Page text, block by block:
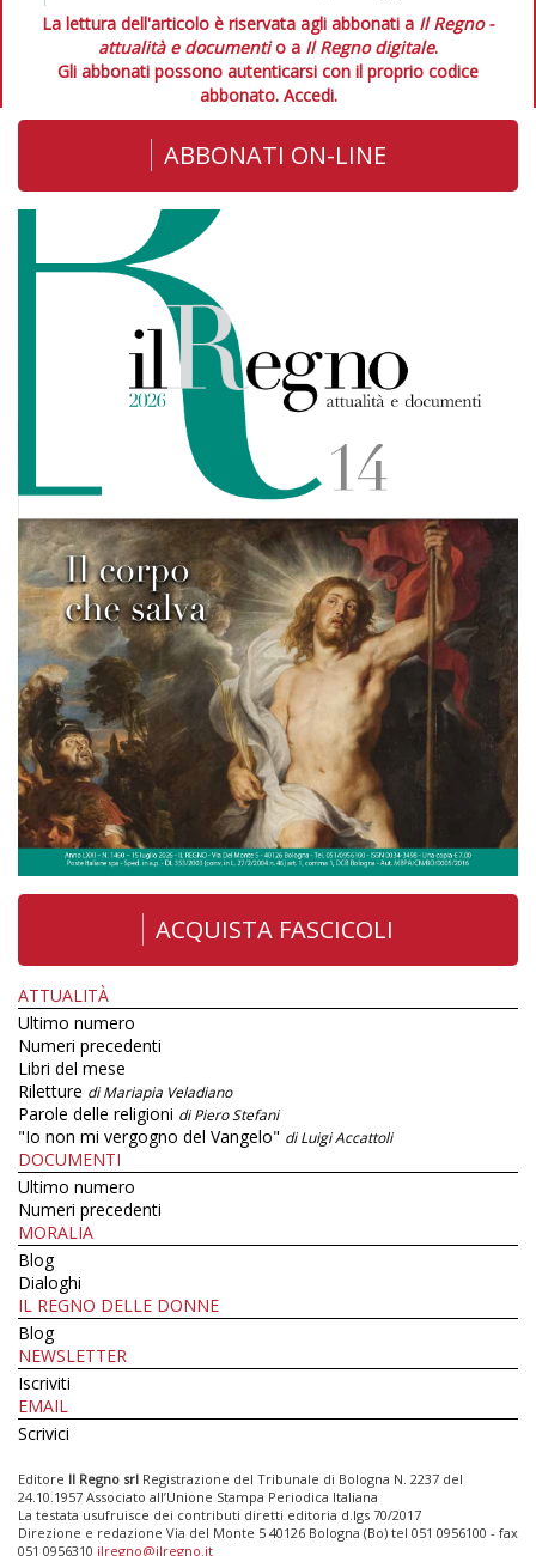
La lettura dell'articolo è riservata agli abbonati a Il Regno -
attualità e documentio a Il Regno digitale.
Gli abbonati possono autenticarsi con il proprio codice
abbonato. Accedi.
ABBONATI ON-LINE
ACQUISTA FASCICOLI
ATTUALITÀ
Ultimo numero
Numeri precedenti
Libri del mese
Riletture di Mariapia Veladiano
Parole delle religioni di Piero Stefani
"Io non mi vergogno del Vangelo" di Luigi Accattoli
DOCUMENTI
Ultimo numero
Numeri precedenti
MORALIA
Blog
Dialoghi
IL REGNO DELLE DONNE
Blog
NEWSLETTER
Iscriviti
EMAIL
Scrivici
Editore Il Regno srl Registrazione del Tribunale di Bologna N. 2237 del
24.10.1957 Associato all’Unione Stampa Periodica Italiana
La testata usufruisce dei contributi diretti editoria d.lgs 70/2017
Direzione e redazione Via del Monte 5 40126 Bologna (Bo) tel 051 0956100 - fax
051 0956310 ilregno@ilregno.it